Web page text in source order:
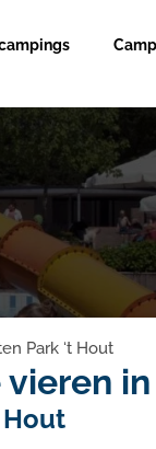
Park ‘t Hout
Hout